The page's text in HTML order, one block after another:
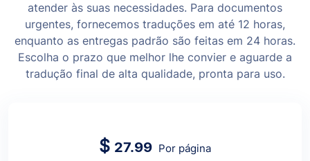
atender às suas necessidades. Para documentos
urgentes, fornecemos traduções em até 12 horas,
enquanto as entregas padrão são feitas em 24 horas.
Escolha o prazo que melhor lhe convier e aguarde a
tradução final de alta qualidade, pronta para uso.
$ 27.99 Por página